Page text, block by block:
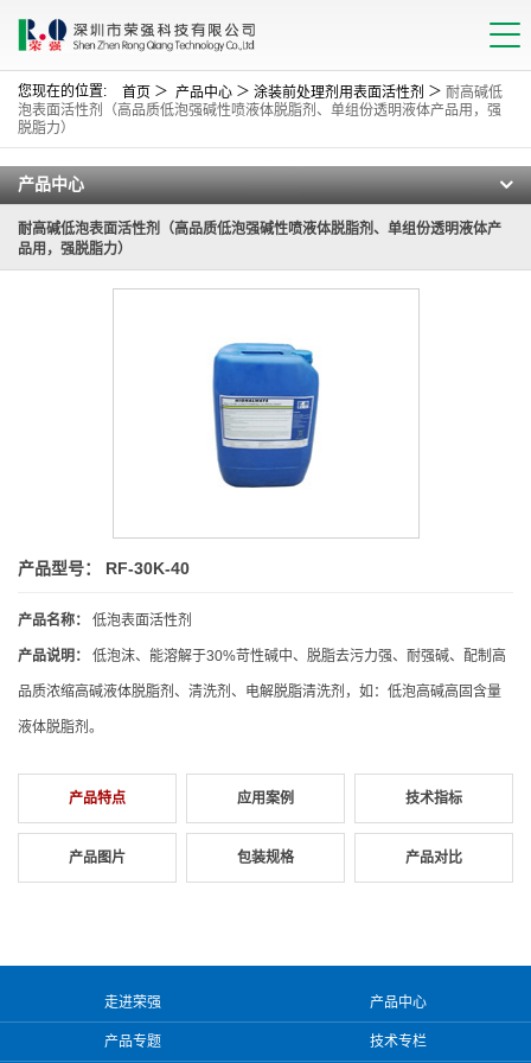
您现在的位置: 首页 ＞ 产品中心 ＞ 涂装前处理剂用表面活性剂 ＞ 耐高碱低
泡表面活性剂（高品质低泡强碱性喷液体脱脂剂、单组份透明液体产品用，强
脱脂力）
产品中心
耐高碱低泡表面活性剂（高品质低泡强碱性喷液体脱脂剂、单组份透明液体产
品用，强脱脂力）
产品型号： RF-30K-40
产品名称： 低泡表面活性剂
产品说明： 低泡沫、能溶解于30%苛性碱中、脱脂去污力强、耐强碱、配制高
品质浓缩高碱液体脱脂剂、清洗剂、电解脱脂清洗剂，如：低泡高碱高固含量
液体脱脂剂。
产品特点 应用案例 技术指标
产品图片 包装规格 产品对比
走进荣强 产品中心
产品专题 技术专栏